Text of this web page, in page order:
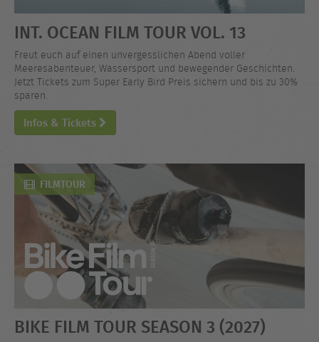
INT. OCEAN FILM TOUR VOL. 13
Freut euch auf einen unvergesslichen Abend voller
Meeresabenteuer, Wassersport und bewegender Geschichten.
Jetzt Tickets zum Super Early Bird Preis sichern und bis zu 30%
sparen.
Infos & Tickets
FILMTOUR
BIKE FILM TOUR SEASON 3 (2027)